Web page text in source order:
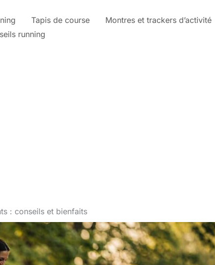
Tapis de course
Montres et trackers d’activité
running
: conseils et bienfaits